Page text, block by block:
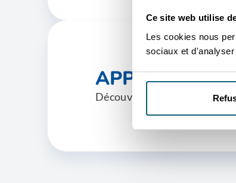
Ce site web utilise
Les cookies nous
sociaux et
APPROCHE
Découvrez les approches du